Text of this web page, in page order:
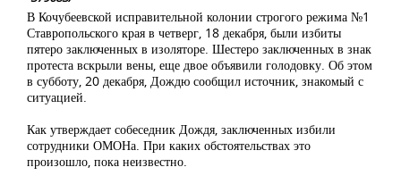
В Кочубеевской исправительной колонии строгого режима №1
Ставропольского края в четверг, 18 декабря, были избиты
пятеро заключенных в изоляторе. Шестеро заключенных в знак
протеста вскрыли вены, еще двое объявили голодовку. Об этом
в субботу, 20 декабря, Дождю сообщил источник, знакомый с
ситуацией.
Как утверждает собеседник Дождя, заключенных избили
сотрудники ОМОНа. При каких обстоятельствах это
произошло, пока неизвестно.